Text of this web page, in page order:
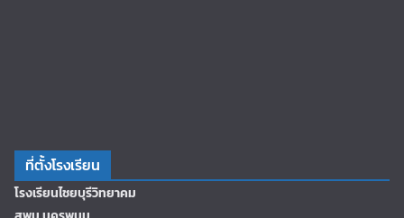
ที่ตั้งโรงเรียน
โรงเรียนไชยบุรีวิทยาคม